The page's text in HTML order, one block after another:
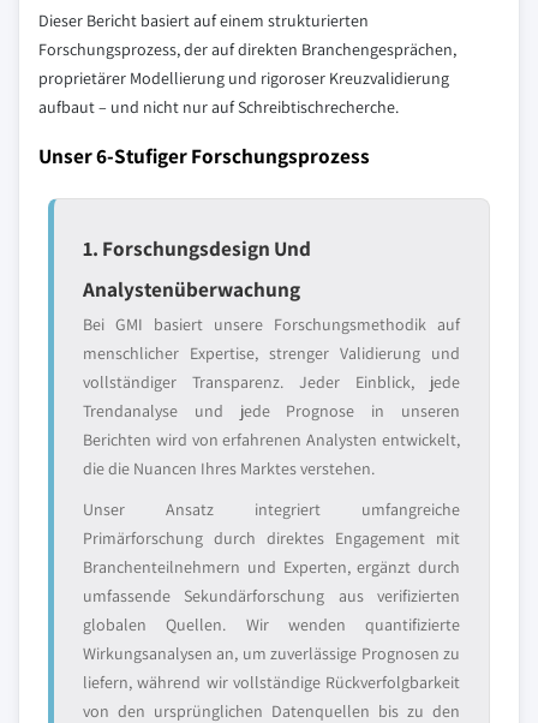
Dieser Bericht basiert auf einem strukturierten
Forschungsprozess, der auf direkten Branchengesprächen,
proprietärer Modellierung und rigoroser Kreuzvalidierung
aufbaut – und nicht nur auf Schreibtischrecherche.
Unser 6-Stufiger Forschungsprozess
1. Forschungsdesign Und
Analystenüberwachung
Bei GMI basiert unsere Forschungsmethodik auf
menschlicher Expertise, strenger Validierung und
vollständiger Transparenz. Jeder Einblick, jede
Trendanalyse und jede Prognose in unseren
Berichten wird von erfahrenen Analysten entwickelt,
die die Nuancen Ihres Marktes verstehen.
Unser Ansatz integriert umfangreiche
Primärforschung durch direktes Engagement mit
Branchenteilnehmern und Experten, ergänzt durch
umfassende Sekundärforschung aus verifizierten
globalen Quellen. Wir wenden quantifizierte
Wirkungsanalysen an, um zuverlässige Prognosen zu
liefern, während wir vollständige Rückverfolgbarkeit
von den ursprünglichen Datenquellen bis zu den